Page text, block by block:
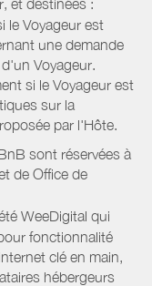
et destinées :
le Voyageur est
une demande
Voyageur.
si le Voyageur est
sur la
par l'Hôte.
sont réservées à
de Office de
WeeDigital qui
fonctionnalité
clé en main,
hébergeurs